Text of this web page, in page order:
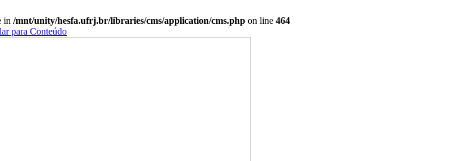
in /mnt/unity/hesfa.ufrj.br/libraries/cms/application/cms.php on line 464
para Conteúdo